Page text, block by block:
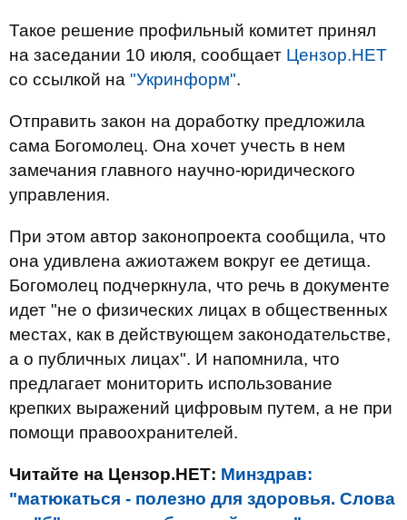
Такое решение профильный комитет принял
на заседании 10 июля, сообщает Цензор.НЕТ
со ссылкой на "Укринформ".
Отправить закон на доработку предложила
сама Богомолец. Она хочет учесть в нем
замечания главного научно-юридического
управления.
При этом автор законопроекта сообщила, что
она удивлена ажиотажем вокруг ее детища.
Богомолец подчеркнула, что речь в документе
идет "не о физических лицах в общественных
местах, как в действующем законодательстве,
а о публичных лицах". И напомнила, что
предлагает мониторить использование
крепких выражений цифровым путем, а не при
помощи правоохранителей.
Читайте на Цензор.НЕТ: Минздрав:
"матюкаться - полезно для здоровья. Слова